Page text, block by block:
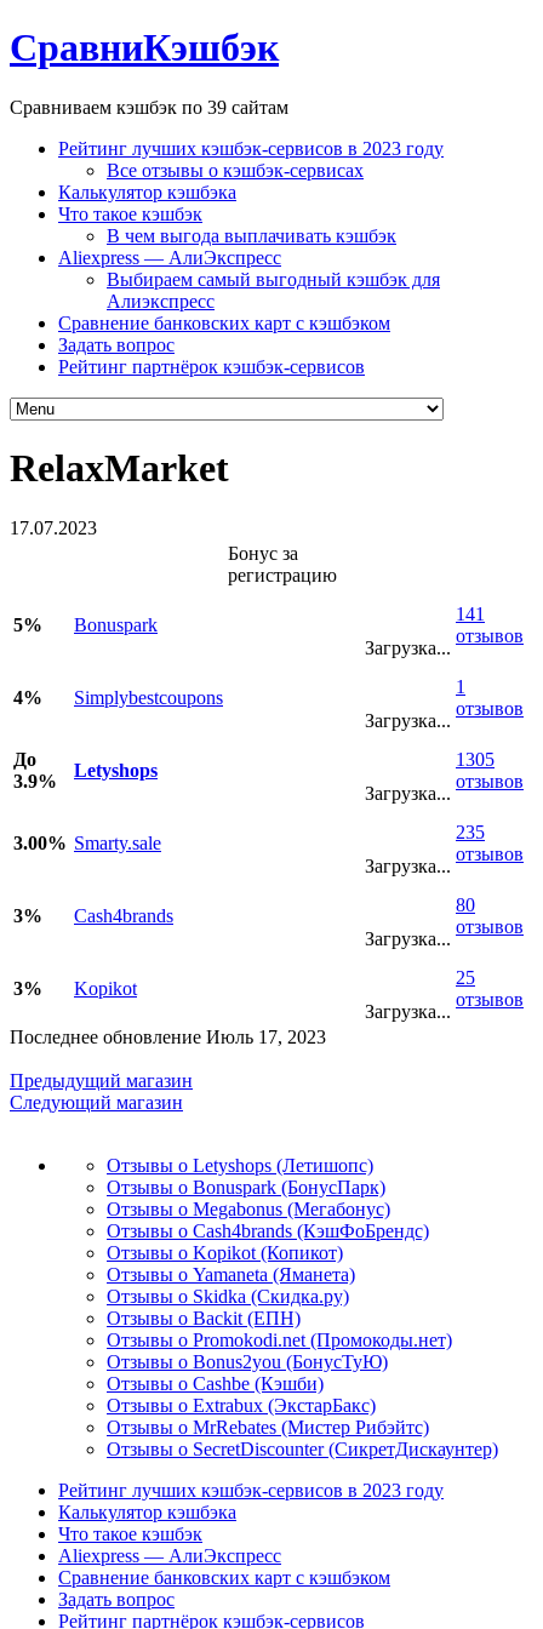
СравниКэшбэк
Сравниваем кэшбэк по 39 сайтам
Рейтинг лучших кэшбэк-сервисов в 2023 году
Все отзывы о кэшбэк-сервисах
Калькулятор кэшбэка
Что такое кэшбэк
В чем выгода выплачивать кэшбэк
Aliexpress — АлиЭкспресс
Выбираем самый выгодный кэшбэк для
Алиэкспресс
Сравнение банковских карт с кэшбэком
Задать вопрос
Рейтинг партнёрок кэшбэк-сервисов
RelaxMarket
17.07.2023
Бонус за
регистрацию
5%
Bonuspark
Загрузка...
141
отзывов
4%
Simplybestcoupons
Загрузка...
1
отзывов
До
3.9%
Letyshops
Загрузка...
1305
отзывов
3.00% Smarty.sale
Загрузка...
235
отзывов
3%
Cash4brands
Загрузка...
80
отзывов
3%
Kopikot
Загрузка...
25
отзывов
Последнее обновление Июль 17, 2023
Предыдущий магазин
Следующий магазин
Отзывы о Letyshops (Летишопс)
Отзывы о Bonuspark (БонусПарк)
Отзывы о Megabonus (Мегабонус)
Отзывы о Cash4brands (КэшФоБрендс)
Отзывы о Kopikot (Копикот)
Отзывы о Yamaneta (Яманета)
Отзывы о Skidka (Скидка.ру)
Отзывы о Backit (ЕПН)
Отзывы о Promokodi.net (Промокоды.нет)
Отзывы о Bonus2you (БонусТуЮ)
Отзывы о Cashbe (Кэшби)
Отзывы о Extrabux (ЭкстарБакс)
Отзывы о MrRebates (Мистер Рибэйтс)
Отзывы о SecretDiscounter (СикретДискаунтер)
Рейтинг лучших кэшбэк-сервисов в 2023 году
Калькулятор кэшбэка
Что такое кэшбэк
Aliexpress — АлиЭкспресс
Сравнение банковских карт с кэшбэком
Задать вопрос
Рейтинг партнёрок кэшбэк-сервисов